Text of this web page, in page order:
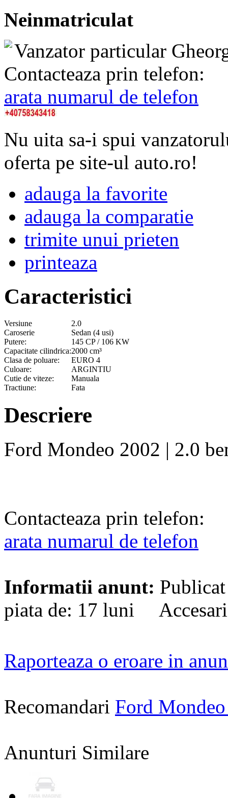
Neinmatriculat
Vanzator particular
Contacteaza prin telefon:
arata numarul de telefon
Nu uita sa-i spui
oferta pe site-ul auto.ro!
adauga la favorite
adauga la comparatie
trimite unui prieten
printeaza
Caracteristici
Versiune
2.0
Caroserie
Sedan (4 usi)
Putere:
145 CP / 106 KW
Capacitate cilindrica:2000 cm³
Clasa de poluare:
EURO 4
Culoare:
ARGINTIU
Cutie de viteze:
Manuala
Tractiune:
Fata
Descriere
Ford Mondeo 2002 | 2.0
Contacteaza prin telefon:
arata numarul de telefon
Informatii anunt:
piata de: 17 luni
Raporteaza o eroare in
Recomandari Ford
Anunturi Similare